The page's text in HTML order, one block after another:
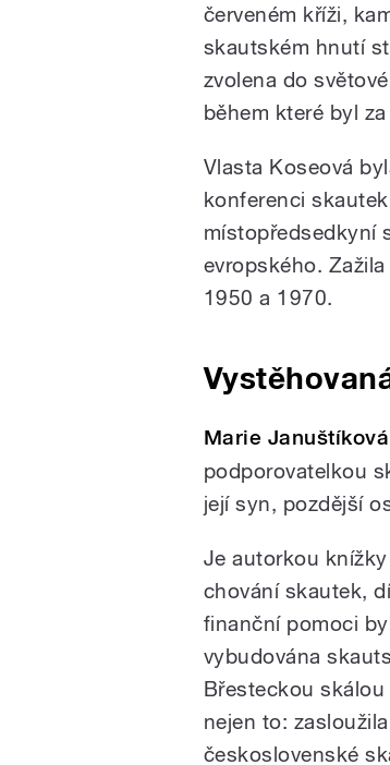
červeném kříži,
skautském hnutí
zvolena do
během které byl
Vlasta Koseová
konferenci
místopředsedkyní
evropského.
1950 a 1970.
Marie Januštíková
podporovatelkou
její syn, pozdější
Je autorkou
chování skautek,
finanční pomoci
vybudována
Břesteckou
nejen to:
československé